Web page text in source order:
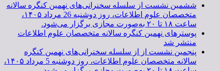
ششمین نشست از سلسله سخنرانی‌های نهمین کنگره سالانه
متخصصان علوم اطلاعات، روز دوشنبه 26 مرداد ۱۴۰۵،
ساعت ۱۸ تا ۲۰ به‌صورت مجازی برگزار می‌شود.
پوسترهای نهمین کنگره سالانه متخصصان علوم اطلاعات
منتشر شد
پنجمین نشست از از سلسله سخنرانی‌های نهمین کنگره
سالانه متخصصان علوم اطلاعات، روز دوشنبه 5 مرداد ۱۴۰۵،